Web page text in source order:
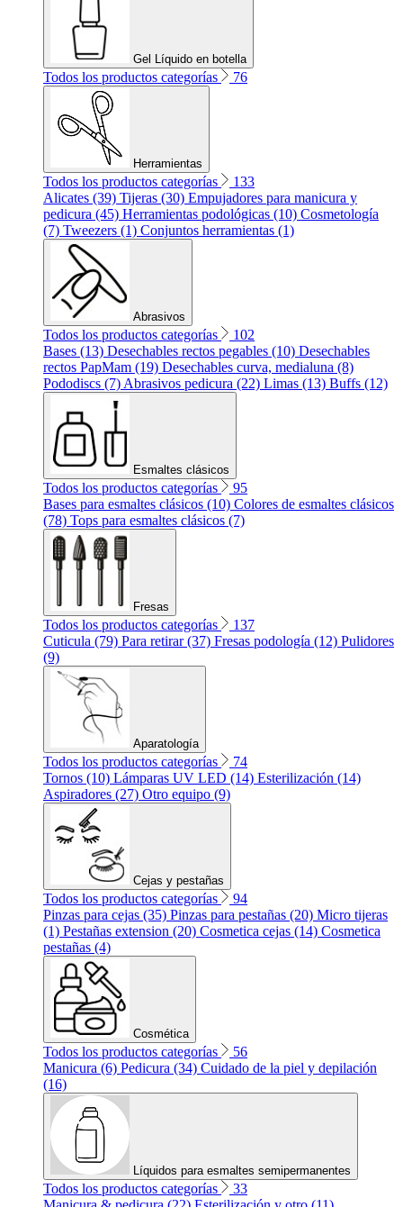
Gel Líquido en botella
Todos los productos categorías 76
Herramientas
Todos los productos categorías
133
Alicates (39) Tijeras (30) Empujadores para manicura y
pedicura (45) Herramientas podológicas (10) Cosmetología
(7) Tweezers (1) Conjuntos herramientas (1)
Abrasivos
Todos los productos categorías
102
Bases (13) Desechables rectos pegables (10) Desechables
rectos PapMam (19) Desechables curva, medialuna (8)
Pododiscs (7) Abrasivos pedicura (22) Limas (13) Buffs (12)
Esmaltes clásicos
Todos los productos categorías
95
Bases para esmaltes clásicos (10) Colores de esmaltes clásicos
(78) Tops para esmaltes clásicos (7)
Fresas
Todos los productos categorías
137
Cuticula (79) Para retirar (37) Fresas podología (12) Pulidores
(9)
Aparatología
Todos los productos categorías
74
Tornos (10) Lámparas UV LED (14) Esterilización (14)
Aspiradores (27) Otro equipo (9)
Cejas y pestañas
Todos los productos categorías
94
Pinzas para cejas (35) Pinzas para pestañas (20) Micro tijeras
(1) Pestañas extension (20) Cosmetica cejas (14) Cosmetica
pestañas (4)
Cosmética
Todos los productos categorías
56
Manicura (6) Pedicura (34) Cuidado de la piel y depilación
(16)
Líquidos para esmaltes semipermanentes
Todos los productos categorías
33